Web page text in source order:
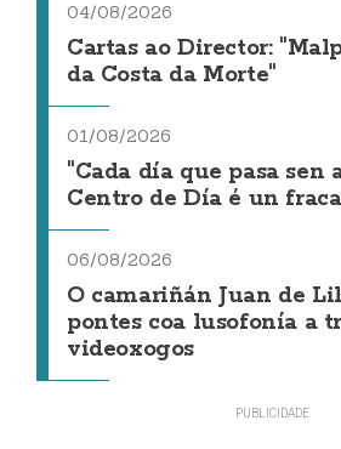
04/08/2026
Cartas ao Director:
da Costa da Morte"
01/08/2026
"Cada día que pasa sen
Centro de Día é un
06/08/2026
O camariñán Juan de
pontes coa lusofonía a
videoxogos